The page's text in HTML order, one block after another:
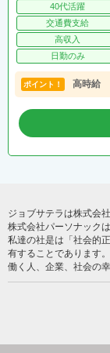
40代活躍
交通費支給
高収入
日勤のみ
ポイント！ 高時給
ジョブサテラは株式会
株式会社パーソナック
私達の社是は「社会的
有することであります。
働く人、企業、社会の